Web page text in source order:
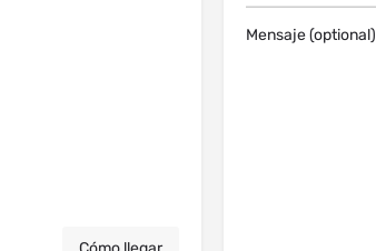
Mensaje (optional)